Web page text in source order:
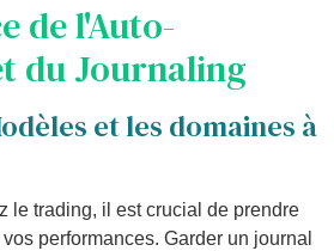
de l'Auto-
du Journaling
et les domaines à
le trading, il est crucial de prendre
performances. Garder un journal